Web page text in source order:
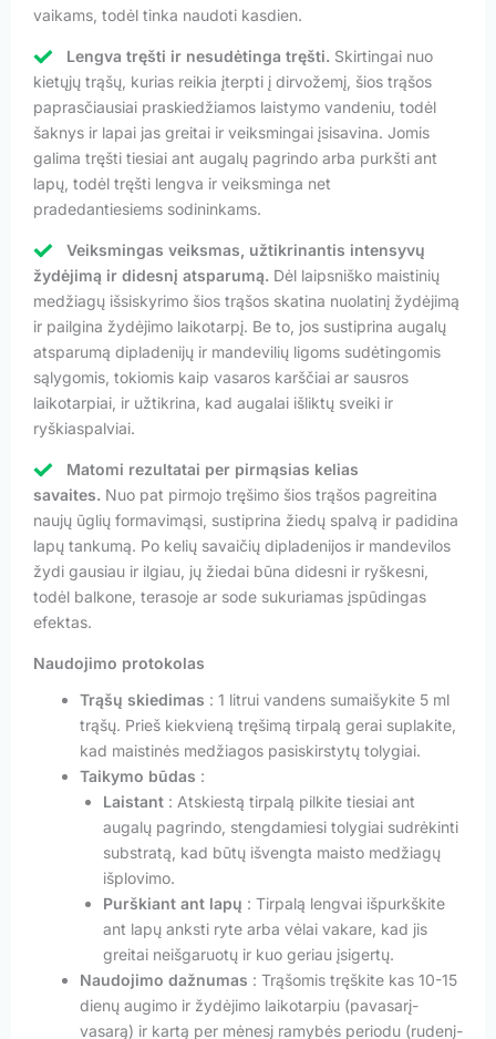
vaikams, todėl tinka naudoti kasdien.
Lengva tręšti ir nesudėtinga tręšti. Skirtingai nuo
kietųjų trąšų, kurias reikia įterpti į dirvožemį, šios trąšos
paprasčiausiai praskiedžiamos laistymo vandeniu, todėl
šaknys ir lapai jas greitai ir veiksmingai įsisavina. Jomis
galima tręšti tiesiai ant augalų pagrindo arba purkšti ant
lapų, todėl tręšti lengva ir veiksminga net
pradedantiesiems sodininkams.
Veiksmingas veiksmas, užtikrinantis intensyvų
žydėjimą ir didesnį atsparumą. Dėl laipsniško maistinių
medžiagų išsiskyrimo šios trąšos skatina nuolatinį žydėjimą
ir pailgina žydėjimo laikotarpį. Be to, jos sustiprina augalų
atsparumą dipladenijų ir mandevilių ligoms sudėtingomis
sąlygomis, tokiomis kaip vasaros karščiai ar sausros
laikotarpiai, ir užtikrina, kad augalai išliktų sveiki ir
ryškiaspalviai.
Matomi rezultatai per pirmąsias kelias
savaites. Nuo pat pirmojo tręšimo šios trąšos pagreitina
naujų ūglių formavimąsi, sustiprina žiedų spalvą ir padidina
lapų tankumą. Po kelių savaičių dipladenijos ir mandevilos
žydi gausiau ir ilgiau, jų žiedai būna didesni ir ryškesni,
todėl balkone, terasoje ar sode sukuriamas įspūdingas
efektas.
Naudojimo protokolas
Trąšų skiedimas : 1 litrui vandens sumaišykite 5 ml
trąšų. Prieš kiekvieną tręšimą tirpalą gerai suplakite,
kad maistinės medžiagos pasiskirstytų tolygiai.
Taikymo būdas :
Laistant : Atskiestą tirpalą pilkite tiesiai ant
augalų pagrindo, stengdamiesi tolygiai sudrėkinti
substratą, kad būtų išvengta maisto medžiagų
išplovimo.
Purškiant ant lapų : Tirpalą lengvai išpurkškite
ant lapų anksti ryte arba vėlai vakare, kad jis
greitai neišgaruotų ir kuo geriau įsigertų.
Naudojimo dažnumas : Trąšomis tręškite kas 10-15
dienų augimo ir žydėjimo laikotarpiu (pavasarį-
vasarą) ir kartą per mėnesį ramybės periodu (rudenį-